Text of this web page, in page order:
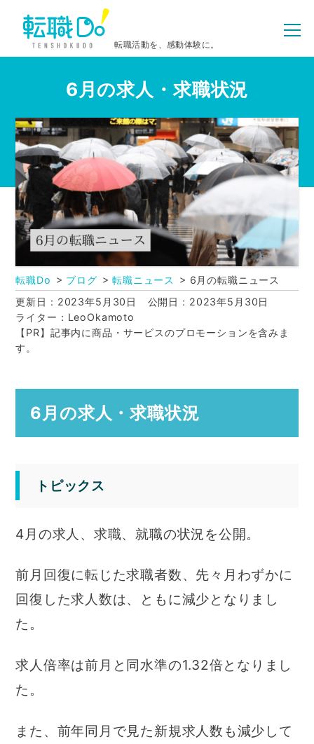
転職活動を、感動体験に。
6月の求人・求職状況
転職Do ブログ 転職ニュース
6月の転職ニュース
更新日：2023年5月30日
公開日：2023年5月30日
ライター：LeoOkamoto
【PR】記事内に商品・サービスのプロモーションを含みま
す。
6月の求人・求職状況
トピックス
4月の求人、求職、就職の状況を公開。
前月回復に転じた求職者数、先々月わずかに
回復した求人数は、ともに減少となりまし
た。
求人倍率は前月と同水準の1.32倍となりまし
た。
また、前年同月で見た新規求人数も減少して